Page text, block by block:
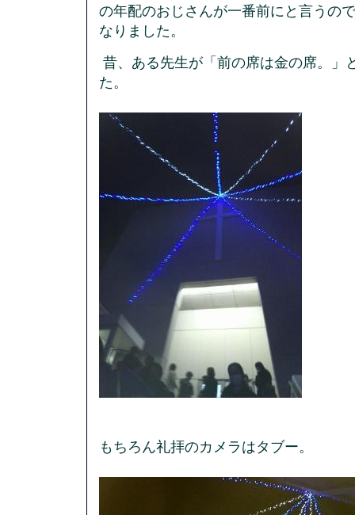
の年配のおじさんが一番前にと言うの
なりました。
昔、ある先生が「前の席は金の席。」
た。
もちろん礼拝のカメラはタブー。